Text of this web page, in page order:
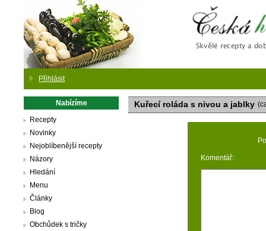
Přihlásit
Nabízíme
Recepty
Novinky
Nejoblíbenější recepty
Názory
Hledání
Menu
Články
Blog
Obchůdek s tričky
Kuřecí roláda s nivou a jablky
Komentář: